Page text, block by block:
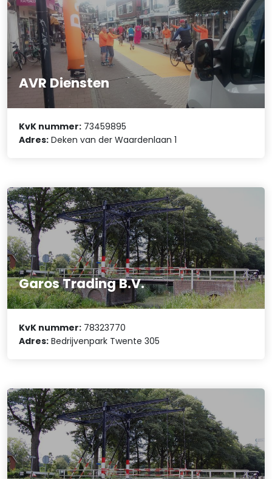
AVR Diensten
KvK nummer: 73459895
Adres: Deken van der Waardenlaan 1
Garos Trading B.V.
KvK nummer: 78323770
Adres: Bedrijvenpark Twente 305